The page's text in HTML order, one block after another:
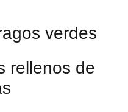
verdes
rellenos de